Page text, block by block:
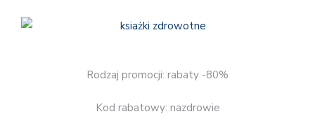
Rodzaj promocji: rabaty -80%
Kod rabatowy: nazdrowie